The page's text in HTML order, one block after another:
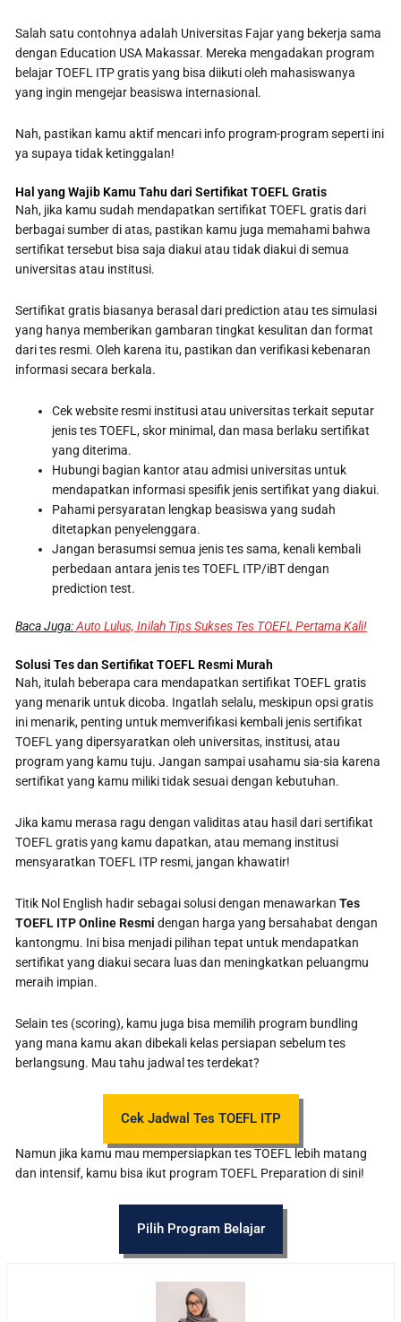
Salah satu contohnya adalah Universitas Fajar yang bekerja sama
dengan Education USA Makassar. Mereka mengadakan program
belajar TOEFL ITP gratis yang bisa diikuti oleh mahasiswanya
yang ingin mengejar beasiswa internasional.
Nah, pastikan kamu aktif mencari info program-program seperti ini
ya supaya tidak ketinggalan!
Hal yang Wajib Kamu Tahu dari Sertifikat TOEFL Gratis
Nah, jika kamu sudah mendapatkan sertifikat TOEFL gratis dari
berbagai sumber di atas, pastikan kamu juga memahami bahwa
sertifikat tersebut bisa saja diakui atau tidak diakui di semua
universitas atau institusi.
Sertifikat gratis biasanya berasal dari prediction atau tes simulasi
yang hanya memberikan gambaran tingkat kesulitan dan format
dari tes resmi. Oleh karena itu, pastikan dan verifikasi kebenaran
informasi secara berkala.
Cek website resmi institusi atau universitas terkait seputar
jenis tes TOEFL, skor minimal, dan masa berlaku sertifikat
yang diterima.
Hubungi bagian kantor atau admisi universitas untuk
mendapatkan informasi spesifik jenis sertifikat yang diakui.
Pahami persyaratan lengkap beasiswa yang sudah
ditetapkan penyelenggara.
Jangan berasumsi semua jenis tes sama, kenali kembali
perbedaan antara jenis tes TOEFL ITP/iBT dengan
prediction test.
Baca Juga:Auto Lulus, Inilah Tips Sukses Tes TOEFL Pertama Kali!
Solusi Tes dan Sertifikat TOEFL Resmi Murah
Nah, itulah beberapa cara mendapatkan sertifikat TOEFL gratis
yang menarik untuk dicoba. Ingatlah selalu, meskipun opsi gratis
ini menarik, penting untuk memverifikasi kembali jenis sertifikat
TOEFL yang dipersyaratkan oleh universitas, institusi, atau
program yang kamu tuju. Jangan sampai usahamu sia-sia karena
sertifikat yang kamu miliki tidak sesuai dengan kebutuhan.
Jika kamu merasa ragu dengan validitas atau hasil dari sertifikat
TOEFL gratis yang kamu dapatkan, atau memang institusi
mensyaratkan TOEFL ITP resmi, jangan khawatir!
Titik Nol English hadir sebagai solusi dengan menawarkanTes
TOEFL ITP Online Resmi dengan harga yang bersahabat dengan
kantongmu. Ini bisa menjadi pilihan tepat untuk mendapatkan
sertifikat yang diakui secara luas dan meningkatkan peluangmu
meraih impian.
Selain tes (scoring), kamu juga bisa memilih program bundling
yang mana kamu akan dibekali kelas persiapan sebelum tes
berlangsung. Mau tahu jadwal tes terdekat?
Cek Jadwal Tes TOEFL ITP
Namun jika kamu mau mempersiapkan tes TOEFL lebih matang
dan intensif, kamu bisa ikut program TOEFL Preparation di sini!
Pilih Program Belajar